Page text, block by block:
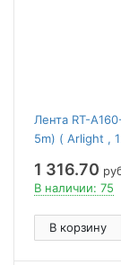
Лента RT-
5m) ( Arlight ,
1 316.70
В наличии: 75
В корзину